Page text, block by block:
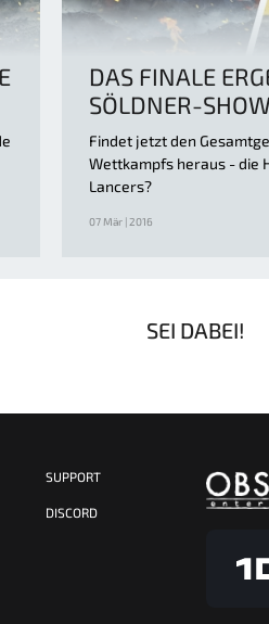
DAS FINALE
SÖLDNER-
Findet jetzt den
Wettkampfs heraus - die
Lancers?
07 Mär | 2016
SEI DABEI!
SUPPORT
DISCORD